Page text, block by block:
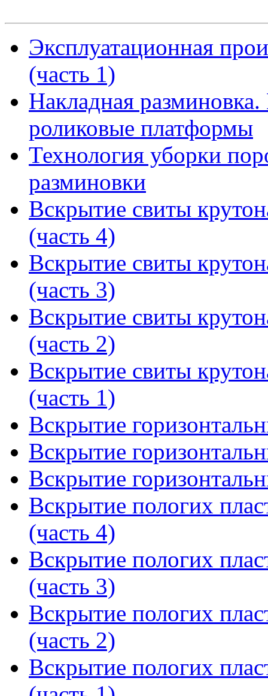
Эксплуатационная
(часть 1)
Накладная
роликовые платформы
Технология уборки
разминовки
Вскрытие свиты
(часть 4)
Вскрытие свиты
(часть 3)
Вскрытие свиты
(часть 2)
Вскрытие свиты
(часть 1)
Вскрытие
Вскрытие
Вскрытие
Вскрытие пологих
(часть 4)
Вскрытие пологих
(часть 3)
Вскрытие пологих
(часть 2)
Вскрытие пологих